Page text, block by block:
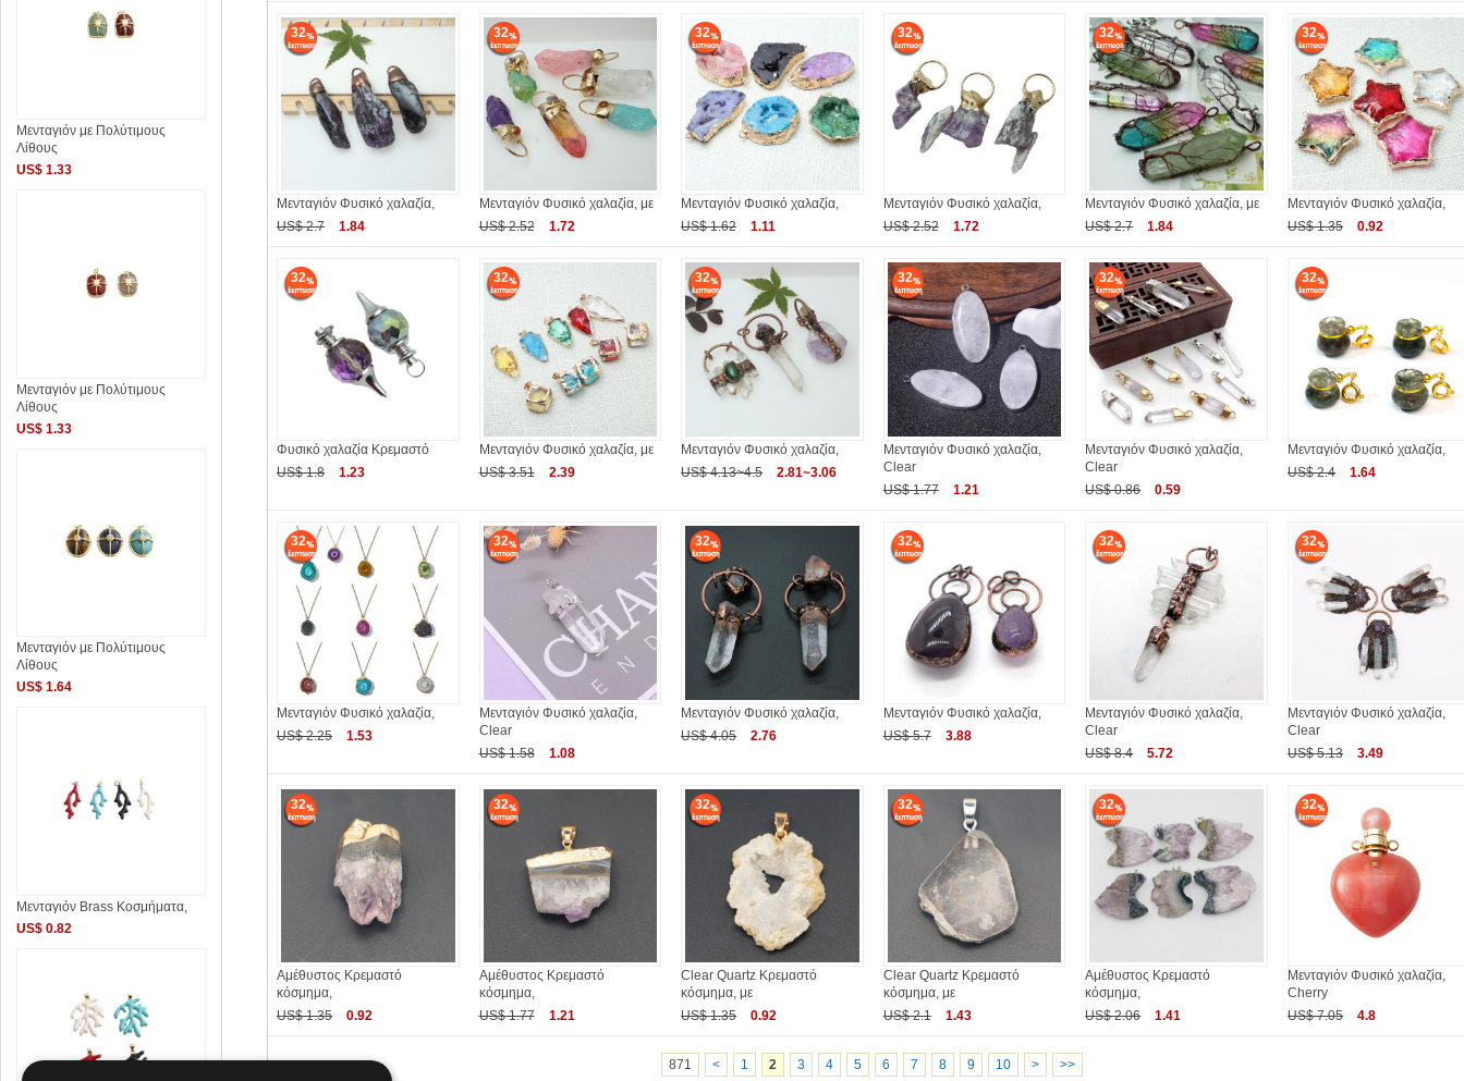
32
Μενταγιόν Φυσικό χαλαζία,
US$ 2.7
1.84
32
Μενταγιόν Φυσικό χαλαζία, με
US$ 2.52
1.72
32
Μενταγιόν Φυσικό χαλαζία,
US$ 1.62
1.11
32
Μενταγιόν Φυσικό χαλαζία,
US$ 2.52
1.72
32
Μενταγιόν Φυσικό χαλαζία, με
US$ 2.7
1.84
32
Μενταγιόν Φυσικό χαλαζία,
US$ 1.35
0.92
32
Φυσικό χαλαζία Κρεμαστό
US$ 1.8
1.23
32
Μενταγιόν Φυσικό χαλαζία, με
US$ 3.51
2.39
32
Μενταγιόν Φυσικό χαλαζία,
US$ 4.13~4.5
2.81~3.06
32
Μενταγιόν Φυσικό χαλαζία,
Clear
US$ 1.77
1.21
32
Μενταγιόν Φυσικό χαλαζία,
Clear
US$ 0.86
0.59
32
Μενταγιόν Φυσικό χαλαζία,
US$ 2.4
1.64
32
Μενταγιόν Φυσικό χαλαζία,
US$ 2.25
1.53
32
Μενταγιόν Φυσικό χαλαζία,
Clear
US$ 1.58
1.08
32
Μενταγιόν Φυσικό χαλαζία,
US$ 4.05
2.76
32
Μενταγιόν Φυσικό χαλαζία,
US$ 5.7
3.88
32
Μενταγιόν Φυσικό χαλαζία,
Clear
US$ 8.4
5.72
32
Μενταγιόν Φυσικό χαλαζία,
Clear
US$ 5.13
3.49
32
Αμέθυστος Κρεμαστό
κόσμημα,
US$ 1.35
0.92
32
Αμέθυστος Κρεμαστό
κόσμημα,
US$ 1.77
1.21
32
Clear Quartz Κρεμαστό
κόσμημα, με
US$ 1.35
0.92
32
Clear Quartz Κρεμαστό
κόσμημα, με
US$ 2.1
1.43
32
Αμέθυστος Κρεμαστό
κόσμημα,
US$ 2.06
1.41
32
Μενταγιόν Φυσικό χαλαζία,
Cherry
US$ 7.05
4.8
871 < 1 2 3 4 5 6 7 8 9 10 > >>
Μενταγιόν με Πολύτιμους
Λίθους
US$ 1.33
Μενταγιόν με Πολύτιμους
Λίθους
US$ 1.33
Μενταγιόν με Πολύτιμους
Λίθους
US$ 1.64
Μενταγιόν Brass Κοσμήματα,
US$ 0.82